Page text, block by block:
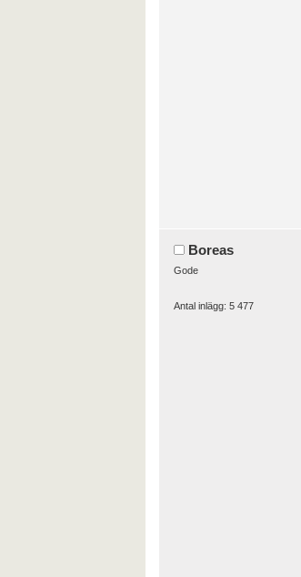
Boreas
Gode
Antal inlägg: 5 477